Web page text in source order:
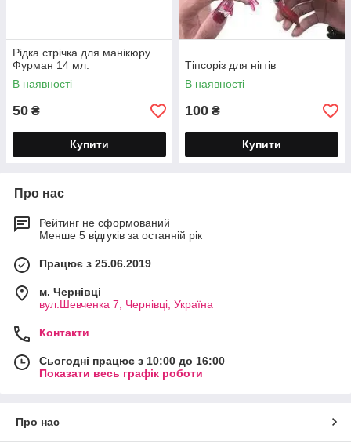
Рідка стрічка для манікюру
Фурман 14 мл.
В наявності
50 ₴
Купити
Тіпсоріз для нігтів
В наявності
100 ₴
Купити
Про нас
Рейтинг не сформований
Менше 5 відгуків за останній рік
Працює з 25.06.2019
м. Чернівці
вул.Шевченка 7, Чернівці, Україна
Контакти
Сьогодні працює з 10:00 до 16:00
Показати весь графік роботи
Про нас